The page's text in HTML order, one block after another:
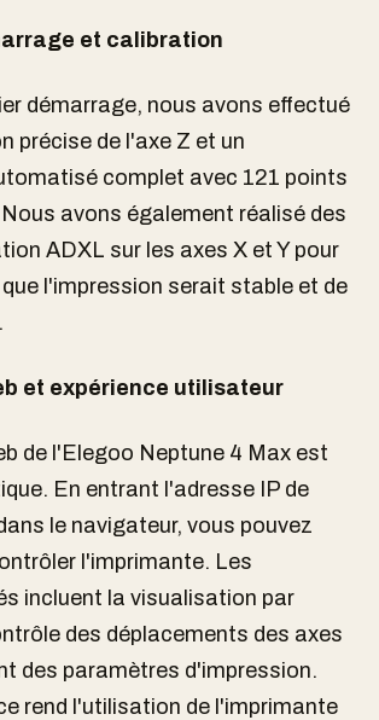
et calibration
démarrage, nous avons effectué
précise de l'axe Z et un
complet avec 121 points
avons également réalisé des
ADXL sur les axes X et Y pour
l'impression serait stable et de
et expérience utilisateur
de l'Elegoo Neptune 4 Max est
En entrant l'adresse IP de
le navigateur, vous pouvez
l'imprimante. Les
incluent la visualisation par
des déplacements des axes
des paramètres d'impression.
rend l'utilisation de l'imprimante